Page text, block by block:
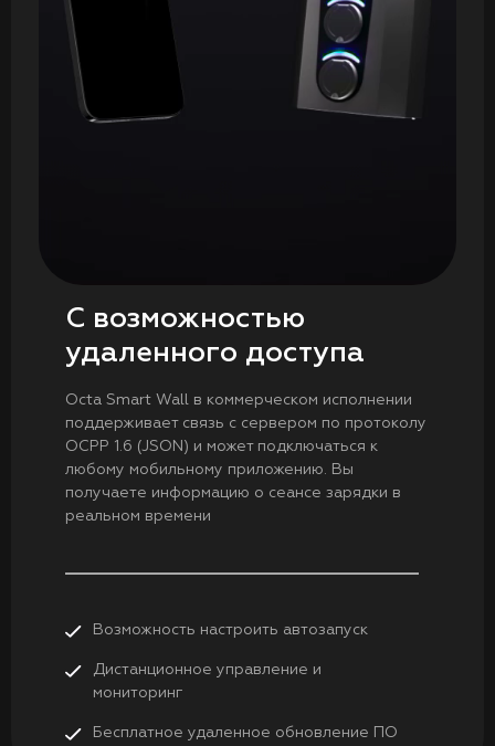
С возможностью
удаленного доступа
Octa Smart Wall в коммерческом исполнении
поддерживает связь с сервером по протоколу
OCPP 1.6 (JSON) и может подключаться к
любому мобильному приложению. Вы
получаете информацию о сеансе зарядки в
реальном времени
Возможность настроить автозапуск
Дистанционное управление и
мониторинг
Бесплатное удаленное обновление ПО